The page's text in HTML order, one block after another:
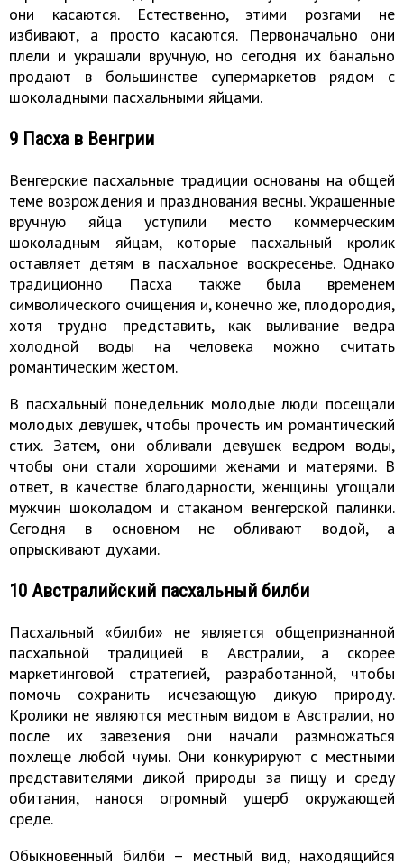
они касаются. Естественно, этими розгами не
избивают, а просто касаются. Первоначально они
плели и украшали вручную, но сегодня их банально
продают в большинстве супермаркетов рядом с
шоколадными пасхальными яйцами.
9 Пасха в Венгрии
Венгерские пасхальные традиции основаны на общей
теме возрождения и празднования весны. Украшенные
вручную яйца уступили место коммерческим
шоколадным яйцам, которые пасхальный кролик
оставляет детям в пасхальное воскресенье. Однако
традиционно Пасха также была временем
символического очищения и, конечно же, плодородия,
хотя трудно представить, как выливание ведра
холодной воды на человека можно считать
романтическим жестом.
В пасхальный понедельник молодые люди посещали
молодых девушек, чтобы прочесть им романтический
стих. Затем, они обливали девушек ведром воды,
чтобы они стали хорошими женами и матерями. В
ответ, в качестве благодарности, женщины угощали
мужчин шоколадом и стаканом венгерской палинки.
Сегодня в основном не обливают водой, а
опрыскивают духами.
10 Австралийский пасхальный билби
Пасхальный «билби» не является общепризнанной
пасхальной традицией в Австралии, а скорее
маркетинговой стратегией, разработанной, чтобы
помочь сохранить исчезающую дикую природу.
Кролики не являются местным видом в Австралии, но
после их завезения они начали размножаться
похлеще любой чумы. Они конкурируют с местными
представителями дикой природы за пищу и среду
обитания, нанося огромный ущерб окружающей
среде.
Обыкновенный билби – местный вид, находящийся